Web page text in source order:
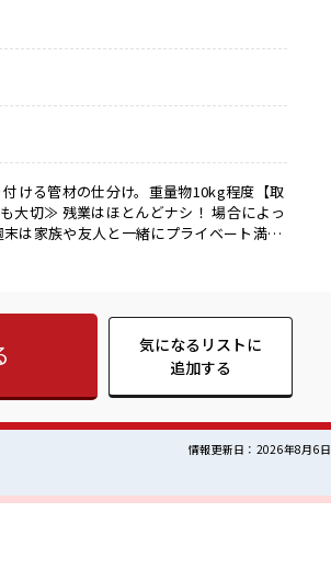
ける管材の仕分け。重量物10kg程度【取
は家族や友人と一緒にプライベート満
髪色自由♪ (規定有)制服があると毎日
間の息抜きは休憩室で♪ 残業はほとんど
気になるリストに
追加する
情報更新日：2026年8月6日